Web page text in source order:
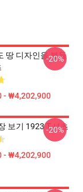
땅 디자인을 붙들
- ₩4,202,900
-20%
보기 1923 T-셔츠
- ₩4,202,900
-20%